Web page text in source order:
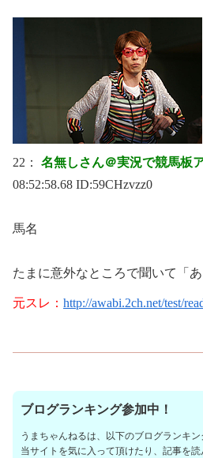
22： 名無しさん＠実況で競馬板
08:52:58.68 ID:59CHzvzz0
馬名
たまに意外なところで聞いて「
元スレ： http://awabi.2ch.net/test/
ブログランキング参加中！
うまちゃんねるは、以下のブログランキン
当サイトを気に入って頂けたり、記事を